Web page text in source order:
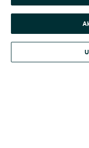
Kontynuując za
Regulamin